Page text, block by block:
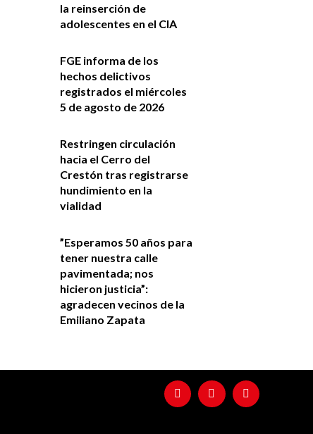
la reinserción de
adolescentes en el CIA
FGE informa de los
hechos delictivos
registrados el miércoles
5 de agosto de 2026
Restringen circulación
hacia el Cerro del
Crestón tras registrarse
hundimiento en la
vialidad
”Esperamos 50 años para
tener nuestra calle
pavimentada; nos
hicieron justicia”:
agradecen vecinos de la
Emiliano Zapata